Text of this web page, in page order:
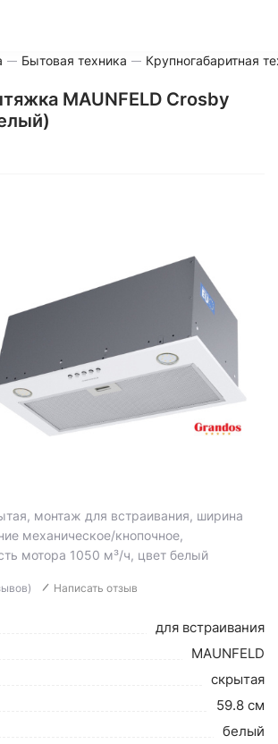
Бытовая техника Крупногабаритная
MAUNFELD Crosby
монтаж для встраивания, ширина
механическое/кнопочное,
мотора 1050 м³/ч, цвет белый
Написать отзыв
для встраивания
MAUNFELD
скрытая
59.8 см
белый